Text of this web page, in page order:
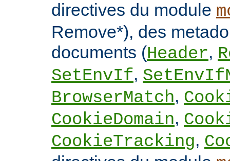
directives du module
Remove*), des
documents (Header,
SetEnvIf,
BrowserMatch,
CookieDomain,
CookieTracking,